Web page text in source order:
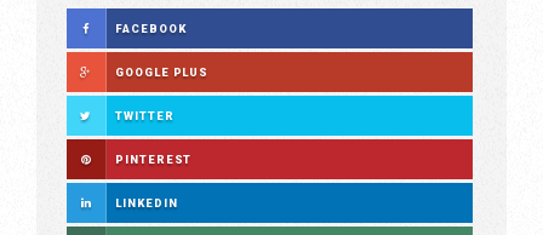
FACEBOOK
GOOGLE PLUS
TWITTER
PINTEREST
LINKEDIN